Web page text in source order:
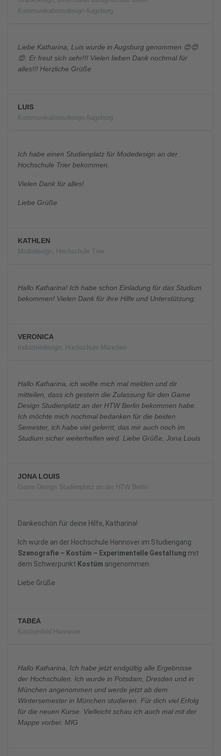
Kommunikationsdesign Augsburg
Liebe Katharina, Luis wurde in Augsburg genommen 😍😍
😍. Er freut sich sehr!!! Vielen lieben Dank nochmal für
alles!!! Herzliche Grüße
LUIS
Kommunikationsdesign Augsburg
Ich habe einen Studienplatz für Modedesign an der
Hochschule Trier bekommen.
Vielen Dank für alles!
Liebe Grüße
KATHLEN
Modedesign, Hochschule Trier
Hallo Katharina! Ich habe schon Einladung für das Studium
bekommen! Vielen Dank für ihre Hilfe und Unterstützung.
VERONICA
Industriedesign, Hochschule München
Hallo Katharina, ich wollte mich mal melden und dir
mitteilen, dass ich gestern die Zulassung für den Game
Design Studienplatz an der HTW Berlin bekommen habe.
Ich möchte mich nochmal bedanken für die beiden
Semester, ich habe viel gelernt, das mir auch noch im
Studium sicher weiterhelfen wird. Liebe Grüße, Jona Louis
JONA LOUIS
Game Design Studienplatz an der HTW Berlin
Dankeschön für deine Hilfe, Katharina!
Ich wurde an der Hochschule Hannover im Studiengang
Szenografie – Kostüm – Experimentelle Gestaltung mit
dem Schwerpunkt Kostüm angenommen.
Liebe Grüße
TABEA
Kostiumbild Hannover
Hallo Katharina, Ich habe jetzt endgültig alle Ergebnisse
der Hochschulen. Ich wurde in Potsdam, Dresden und in
München angenommen und werde jetzt ab dem
Wintersemester in München studieren. Für dich viel Erfolg
für die neuen Kurse. Vielleicht schau ich auch mal mit der
Mappe vorbei. MfG